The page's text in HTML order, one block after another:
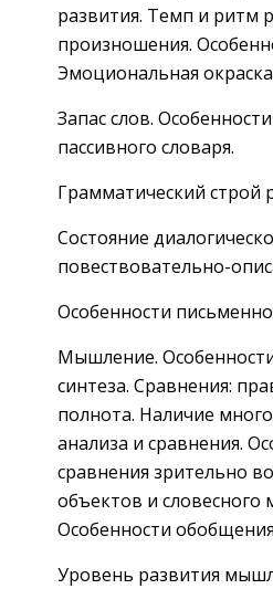
развития. Темп и ритм
произношения.
Эмоциональная
Запас слов.
пассивного словаря.
Грамматический строй
Состояние
повествовательно-
Особенности
Мышление.
синтеза. Сравнения:
полнота. Наличие
анализа и сравнения.
сравнения зрительно
объектов и словесного
Особенности
Уровень развития